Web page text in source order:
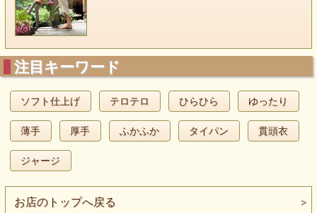
注目キーワード
ソフト仕上げ テロテロ ひらひら ゆったり
薄手 厚手 ふかふか タイパン 貫頭衣
ジャージ
お店のトップへ戻る